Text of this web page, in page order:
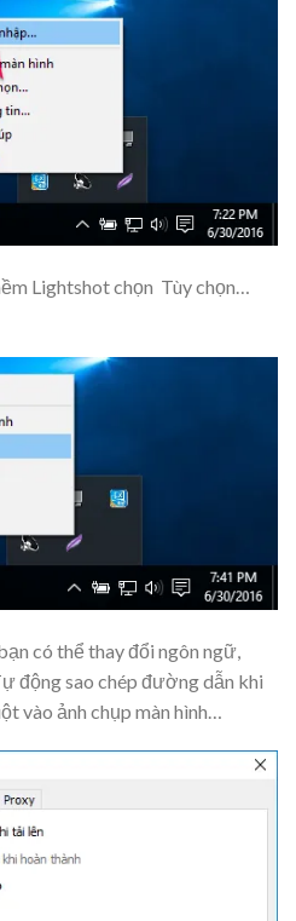
Lightshot chọn Tùy chọn…
bạn có thể thay đổi ngôn ngữ,
động sao chép đường dẫn khi
vào ảnh chụp màn hình…